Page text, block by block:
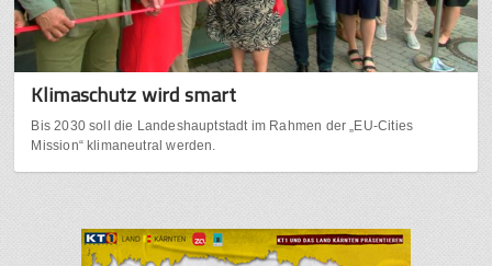
Klimaschutz wird smart
Bis 2030 soll die Landeshauptstadt im Rahmen der „EU-Cities
Mission“ klimaneutral werden.